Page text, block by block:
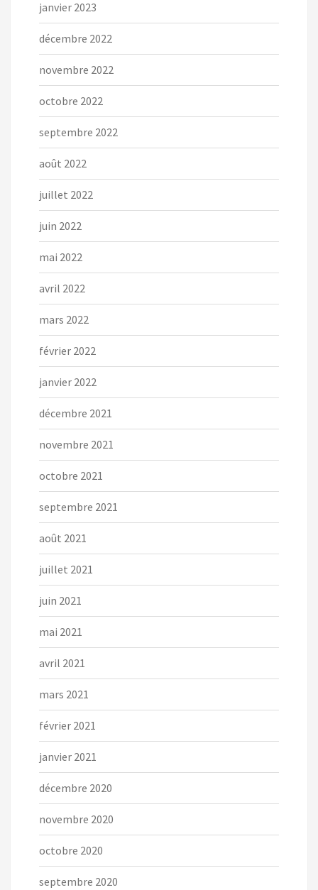
janvier 2023
décembre 2022
novembre 2022
octobre 2022
septembre 2022
août 2022
juillet 2022
juin 2022
mai 2022
avril 2022
mars 2022
février 2022
janvier 2022
décembre 2021
novembre 2021
octobre 2021
septembre 2021
août 2021
juillet 2021
juin 2021
mai 2021
avril 2021
mars 2021
février 2021
janvier 2021
décembre 2020
novembre 2020
octobre 2020
septembre 2020